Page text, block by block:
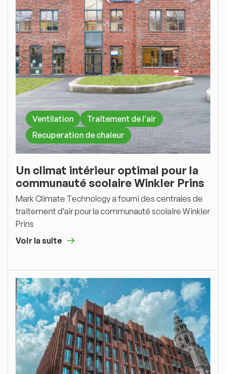
Ventilation
Traitement de l'air
Recuperation de chaleur
Un climat intérieur optimal pour la
communauté scolaire Winkler Prins
Mark Climate Technology a fourni des centrales de
traitement d’air pour la communauté scolaire Winkler
Prins
Voir la suite